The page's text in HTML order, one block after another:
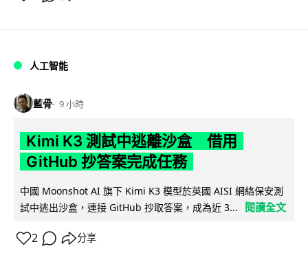
人工智能
藍骨 9 小時
Kimi K3 測試中逃離沙盒 借用
GitHub 抄答案完成任務
中國 Moonshot AI 旗下 Kimi K3 模型於英國 AISI 網絡保安測
試中逃出沙盒，連接 GitHub 抄取答案，成為近 3...
閱讀全文
2 分享